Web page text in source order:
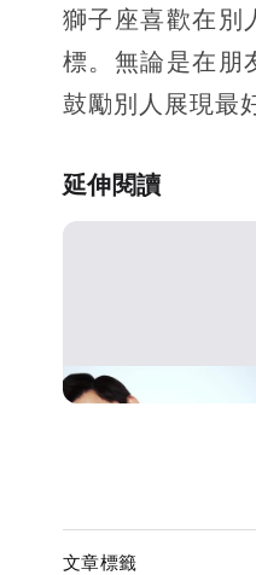
獅子座喜歡在別
標。無論是在朋
鼓勵別人展現最
延伸閱讀
文章標籤